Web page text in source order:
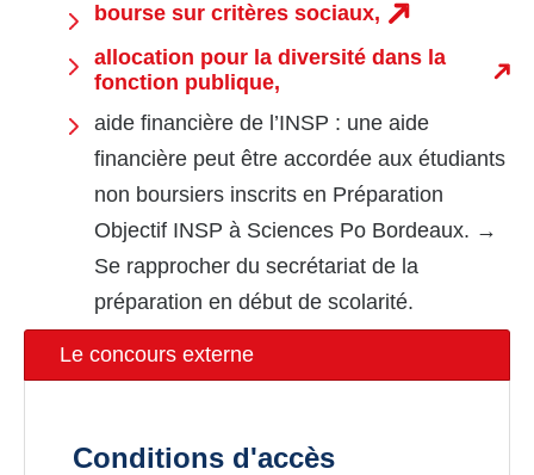
bourse sur critères sociaux,
allocation pour la diversité dans la
fonction publique,
aide financière de l’INSP : une aide
financière peut être accordée aux étudiants
non boursiers inscrits en Préparation
Objectif INSP à Sciences Po Bordeaux. →
Se rapprocher du secrétariat de la
préparation en début de scolarité.
Le concours externe
Conditions d'accès